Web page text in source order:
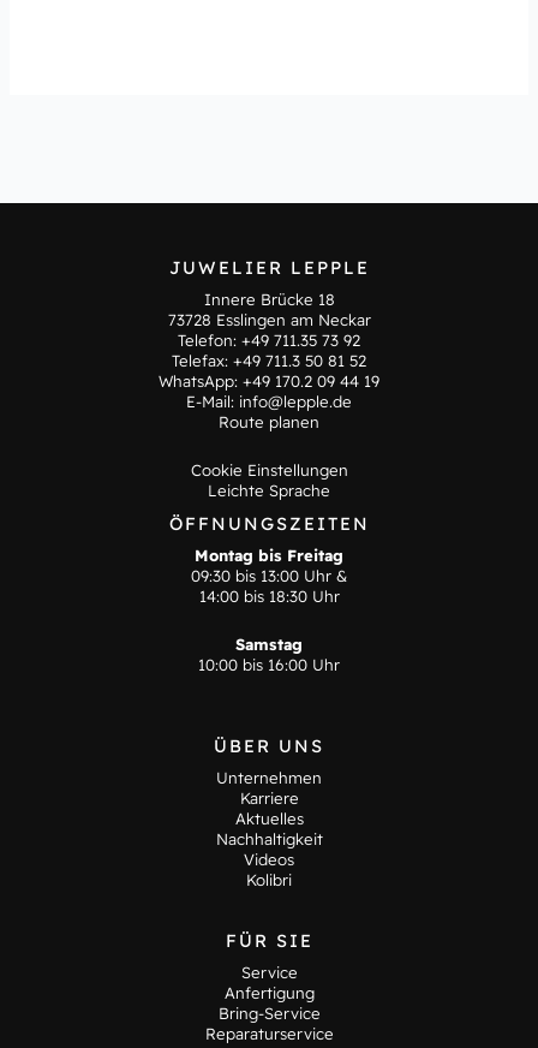
JUWELIER LEPPLE
Innere Brücke 18
73728 Esslingen am Neckar
Telefon: +49 711.35 73 92
Telefax: +49 711.3 50 81 52
WhatsApp: +49 170.2 09 44 19
E-Mail: info@lepple.de
Route planen
Cookie Einstellungen
Leichte Sprache
ÖFFNUNGSZEITEN
Montag bis Freitag
09:30 bis 13:00 Uhr &
14:00 bis 18:30 Uhr
Samstag
10:00 bis 16:00 Uhr
ÜBER UNS
Unternehmen
Karriere
Aktuelles
Nachhaltigkeit
Videos
Kolibri
FÜR SIE
Service
Anfertigung
Bring-Service
Reparaturservice